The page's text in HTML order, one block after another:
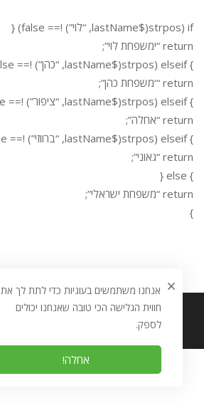
if (strpos($lastName, “לוי”) !== false) {
return “ימשפחת לוי”;
} elseif (strpos($lastName, “כהן”) !== false) {
return “‘משפחת כהן”;
} elseif (strpos($lastName, “ציפור”) !== false) {
return “אחלה”;
} elseif (strpos($lastName, “ברווזי”) !== false) {
return “גאוני”;
} else {
return “משפחת ישראלי”;
}
כל הזכויות שמורות לאוריגמי מערכות
אנחנו משתמשים בעוגיות כדי לתת לך את
חווית הגלישה הכי טובה שאנחנו יכולים
לספק.
אחלה!